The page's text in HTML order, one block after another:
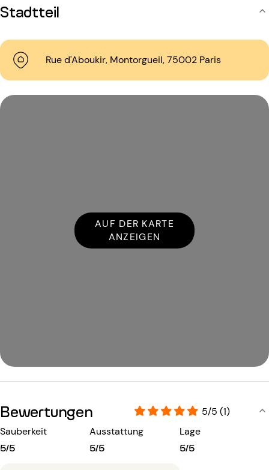
Stadtteil
Rue d'Aboukir, Montorgueil, 75002 Paris
AUF DER KARTE
ANZEIGEN
Bewertungen
5/5 (1)
Sauberkeit
5/5
Ausstattung
5/5
Lage
5/5